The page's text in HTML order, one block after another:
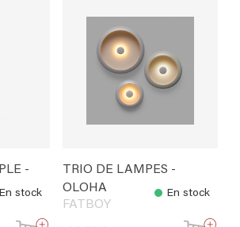
-
En stock
TRIO DE LAMPES -
OLOHA
FATBOY
En stock